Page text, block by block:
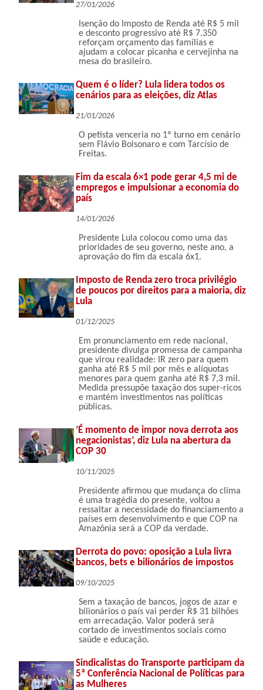
27/01/2026
Isenção do Imposto de Renda até R$ 5 mil
e desconto progressivo até R$ 7.350
reforçam orçamento das famílias e
ajudam a colocar picanha e cervejinha na
mesa do brasileiro.
Quem é o líder? Lula lidera todos os
cenários para as eleições, diz Atlas
21/01/2026
O petista venceria no 1º turno em cenário
sem Flávio Bolsonaro e com Tarcísio de
Freitas.
Fim da escala 6×1 pode gerar 4,5 mi de
empregos e impulsionar a economia do
país
14/01/2026
Presidente Lula colocou como uma das
prioridades de seu governo, neste ano, a
aprovação do fim da escala 6x1.
Imposto de Renda zero troca privilégio
de poucos por direitos para a maioria, diz
Lula
01/12/2025
Em pronunciamento em rede nacional,
presidente divulga promessa de campanha
que virou realidade: IR zero para quem
ganha até R$ 5 mil por mês e alíquotas
menores para quem ganha até R$ 7,3 mil.
Medida pressupõe taxação dos super-ricos
e mantém investimentos nas políticas
públicas.
‘É momento de impor nova derrota aos
negacionistas’, diz Lula na abertura da
COP 30
10/11/2025
Presidente afirmou que mudança do clima
é uma tragédia do presente, voltou a
ressaltar a necessidade do financiamento a
países em desenvolvimento e que COP na
Amazônia será a COP da verdade.
Derrota do povo: oposição a Lula livra
bancos, bets e bilionários de impostos
09/10/2025
Sem a taxação de bancos, jogos de azar e
bilionários o país vai perder R$ 31 bilhões
em arrecadação. Valor poderá será
cortado de investimentos sociais como
saúde e educação.
Sindicalistas do Transporte participam da
5ª Conferência Nacional de Políticas para
as Mulheres